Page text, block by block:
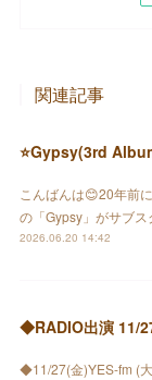
関連記事
こんばんは😊20年前
の「Gypsy」がサブ
2026.06.20 14:42
◆11/27(金)YES-fm (